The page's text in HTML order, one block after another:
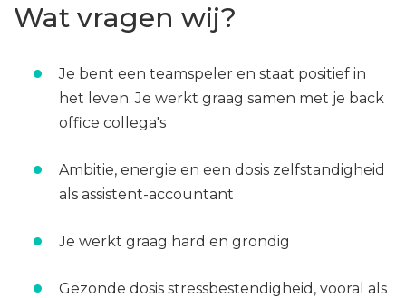
Wat vragen wij?
Je bent een teamspeler en staat positief in
het leven. Je werkt graag samen met je back
office collega's
Ambitie, energie en een dosis zelfstandigheid
als assistent-accountant
Je werkt graag hard en grondig
Gezonde dosis stressbestendigheid, vooral als